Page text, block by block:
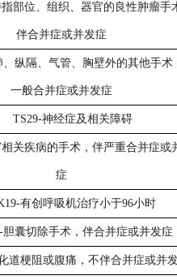
指部位、组织、器官的良性肿瘤手
伴合并症或并发症
、纵隔、气管、胸壁外的其他手术
一般合并症或并发症
TS29-神经症及相关障碍
关疾病的手术，伴严重合并症或
症
有创呼吸机治疗小于96小时
胆囊切除手术，伴合并症或并发症
道梗阻或腹痛，不伴合并症或并